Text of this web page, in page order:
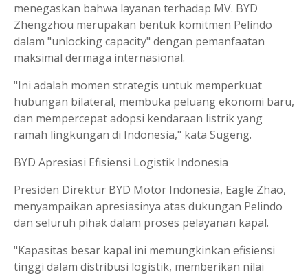
menegaskan bahwa layanan terhadap MV. BYD
Zhengzhou merupakan bentuk komitmen Pelindo
dalam "unlocking capacity" dengan pemanfaatan
maksimal dermaga internasional.
"Ini adalah momen strategis untuk memperkuat
hubungan bilateral, membuka peluang ekonomi baru,
dan mempercepat adopsi kendaraan listrik yang
ramah lingkungan di Indonesia," kata Sugeng.
BYD Apresiasi Efisiensi Logistik Indonesia
Presiden Direktur BYD Motor Indonesia, Eagle Zhao,
menyampaikan apresiasinya atas dukungan Pelindo
dan seluruh pihak dalam proses pelayanan kapal.
"Kapasitas besar kapal ini memungkinkan efisiensi
tinggi dalam distribusi logistik, memberikan nilai